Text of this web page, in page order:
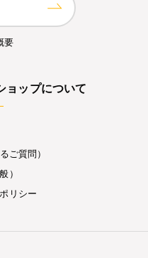
要
ョップについて
ご質問）
）
リシー